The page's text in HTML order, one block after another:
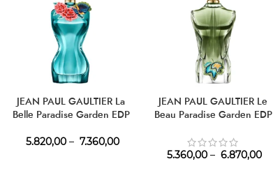
JEAN PAUL GAULTIER La
Belle Paradise Garden EDP
5.820,00 – 7.360,00
JEAN PAUL GAULTIER Le
Beau Paradise Garden EDP
5.360,00 – 6.870,00